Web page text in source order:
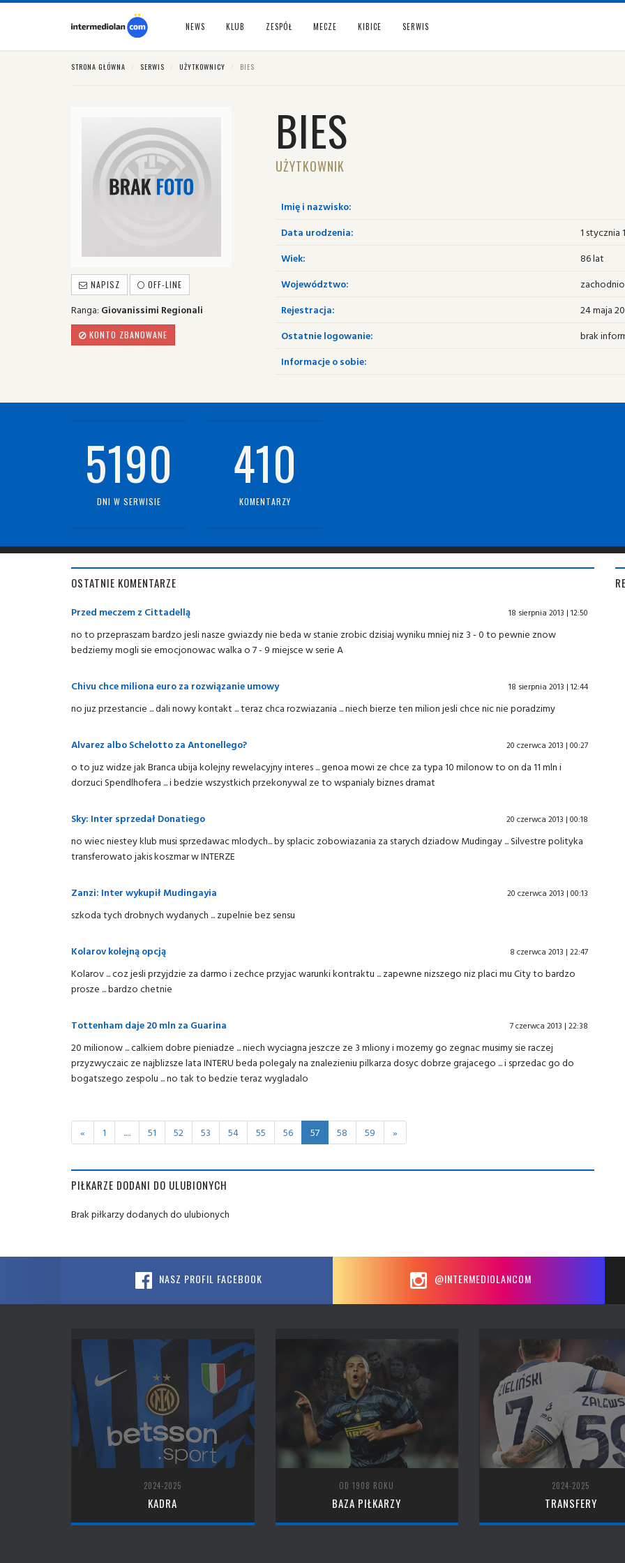
NEWS KLUB ZESPÓŁ MECZE KIBICE SERWIS
STRONA GŁÓWNA SERWIS UŻYTKOWNICY BIES
NAPISZ OFF-LINE
Ranga: Giovanissimi Regionali
KONTO ZBANOWANE
BIES
UŻYTKOWNIK
Imię i nazwisko:
Data urodzenia:
1 stycznia
Wiek:
86 lat
Województwo:
Rejestracja:
24 maja
Ostatnie logowanie:
brak
Informacje o sobie:
5190
DNI W SERWISIE
410
KOMENTARZY
OSTATNIE KOMENTARZE
Przed meczem z Cittadellą 18 sierpnia 2013 | 12:50
no to przepraszam bardzo jesli nasze gwiazdy nie beda w stanie zrobic dzisiaj wyniku mniej niz 3 - 0 to pewnie znow
bedziemy mogli sie emocjonowac walka o 7 - 9 miejsce w serie A
Chivu chce miliona euro za rozwiązanie umowy 18 sierpnia 2013 | 12:44
no juz przestancie ... dali nowy kontakt ... teraz chca rozwiazania ... niech bierze ten milion jesli chce nic nie poradzimy
Alvarez albo Schelotto za Antonellego? 20 czerwca 2013 | 00:27
o to juz widze jak Branca ubija kolejny rewelacyjny interes ... genoa mowi ze chce za typa 10 milonow to on da 11 mln i
dorzuci Spendlhofera ... i bedzie wszystkich przekonywal ze to wspanialy biznes dramat
Sky: Inter sprzedał Donatiego 20 czerwca 2013 | 00:18
no wiec niestey klub musi sprzedawac mlodych... by splacic zobowiazania za starych dziadow Mudingay ... Silvestre polityka
transferowato jakis koszmar w INTERZE
Zanzi: Inter wykupił Mudingayia 20 czerwca 2013 | 00:13
szkoda tych drobnych wydanych ... zupelnie bez sensu
Kolarov kolejną opcją 8 czerwca 2013 | 22:47
Kolarov ... coz jesli przyjdzie za darmo i zechce przyjac warunki kontraktu ... zapewne nizszego niz placi mu City to bardzo
prosze ... bardzo chetnie
Tottenham daje 20 mln za Guarina 7 czerwca 2013 | 22:38
20 milionow ... calkiem dobre pieniadze ... niech wyciagna jeszcze ze 3 mliony i mozemy go zegnac musimy sie raczej
przyzwyczaic ze najblizsze lata INTERU beda polegaly na znalezieniu pilkarza dosyc dobrze grajacego ... i sprzedac go do
bogatszego zespolu ... no tak to bedzie teraz wygladalo
« 1 ..... 51 52 53 54 55 56 57 58 59 »
PIŁKARZE DODANI DO ULUBIONYCH
Brak piłkarzy dodanych do ulubionych
NASZ PROFIL FACEBOOK @INTERMEDIOLANCOM
2024-2025
KADRA
OD 1908 ROKU
BAZA PIŁKARZY
2024-2025
TRANSFERY